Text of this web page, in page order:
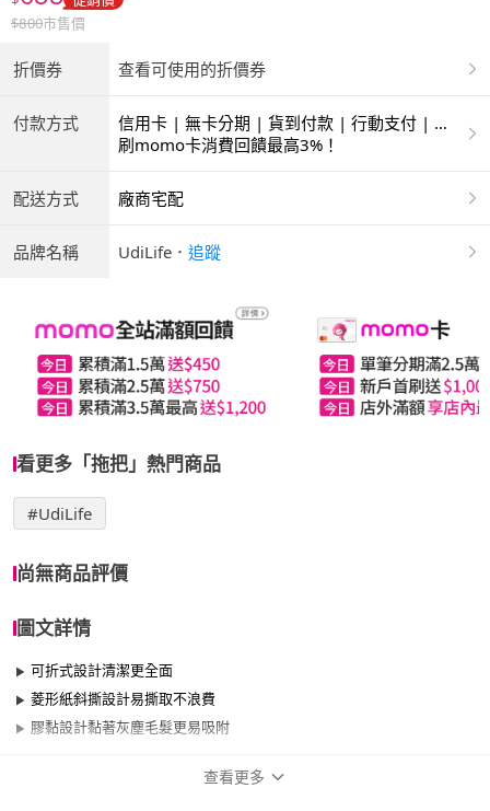
$800市售價
折價券 查看可使用的折價券
付款方式
信用卡 | 無卡分期 | 貨到付款 | 行動支付 | 超
商付款 | ATM | 銀聯卡
刷momo卡消費回饋最高3%！
配送方式 廠商宅配
品牌名稱 UdiLife ． 追蹤
看更多「拖把」熱門商品
#UdiLife
尚無商品評價
圖文詳情
可折式設計清潔更全面
菱形紙斜撕設計易撕取不浪費
膠黏設計黏著灰塵毛髮更易吸附
查看更多